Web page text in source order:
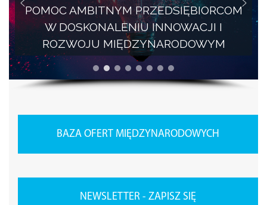
POMOC AMBITNYM PRZEDSIĘBIORCOM
W DOSKONALENIU INNOWACJI I
ROZWOJU MIĘDZYNARODOWYM
BAZA OFERT MIĘDZYNARODOWYCH
NEWSLETTER - ZAPISZ SIĘ